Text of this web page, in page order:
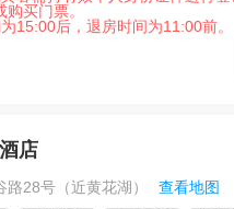
买门票。
15:00后，退房时间为11:00前。
店
28号（近黄花湖）
查看地图